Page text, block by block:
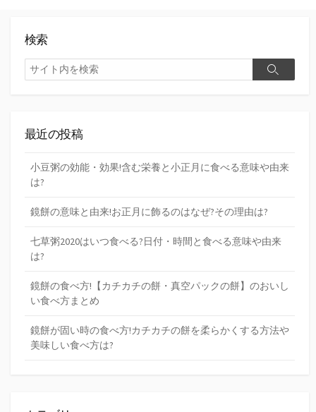
検索
検
索
検
最近の投稿
小豆粥の効能・効果!含む栄養と小正月に食べる意味や由来
は?
鏡餅の意味と由来!お正月に飾るのはなぜ?その理由は?
七草粥2020はいつ食べる?日付・時間と食べる意味や由来
は?
鏡餅の食べ方!【カチカチの餅・真空パックの餅】のおいし
い食べ方まとめ
鏡餅が固い時の食べ方!カチカチの餅を柔らかくする方法や
美味しい食べ方は?